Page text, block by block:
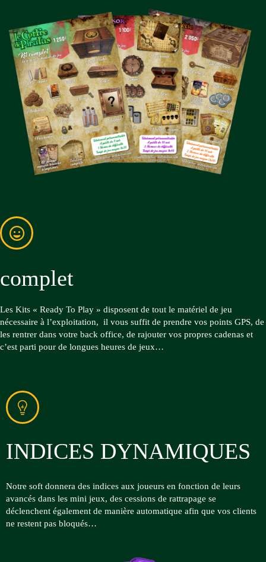
complet
Les Kits « Ready To Play » disposent de tout le matériel de jeu
nécessaire à l’exploitation, il vous suffit de prendre vos points GPS, de
les rentrer dans votre back office, de rajouter vos propres cadenas et
c’est parti pour de longues heures de jeux…
INDICES DYNAMIQUES
Notre soft donnera des indices aux joueurs en fonction de leurs
avancés dans les mini jeux, des cessions de rattrapage se
déclenchent également de manière automatique afin que vos clients
ne restent pas bloqués…